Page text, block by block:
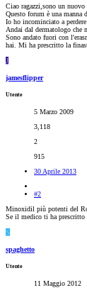
Ciao ragazzi,sono un nuovo
Questo forum è una manna
Io ho incominciato a
Andai dal dermatologo che
Sono andato fuori con
hai. Mi ha prescritto la
J
jamesflipper
Utente
5 Marzo 2009
3,118
2
915
30 Aprile 2013
#2
Minoxidil più potenti del
Se il medico ti ha prescritto
S
spaghetto
Utente
11 Maggio 2012